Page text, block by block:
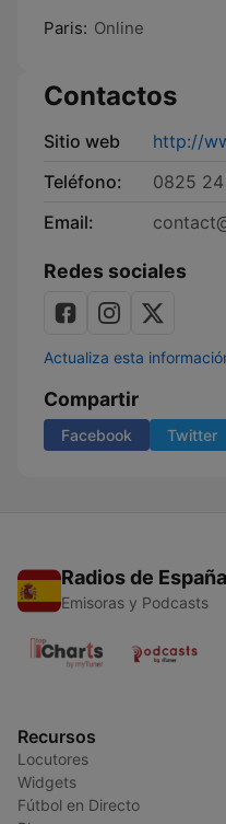
Paris: Online
Contactos
Sitio web
http://
Teléfono:
0825 24
Email:
Redes sociales
Actualiza esta
Compartir
Facebook Twitter
Radios de España
Emisoras y Podcasts
Recursos
Locutores
Widgets
Fútbol en Directo